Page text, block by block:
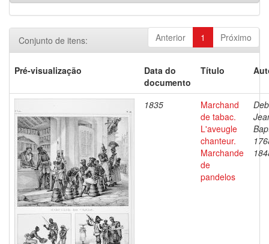
Anterior 1 Próximo
Conjunto de itens:
Pré-visualização
Data do
documento
Título
1835
Marchand
de tabac.
L'aveugle
chanteur.
Marchande
de
pandelos